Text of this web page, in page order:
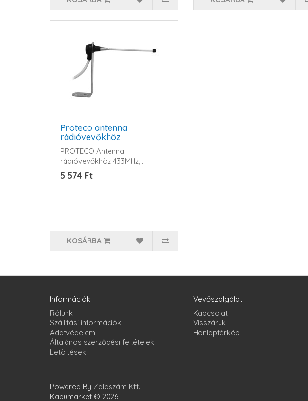
Proteco antenna
rádióvevőkhöz
PROTECO Antenna
rádióvevőkhöz 433MHz,..
5 574 Ft
KOSÁRBA
Információk
Rólunk
Szállítási információk
Adatvédelem
Általános szerződési feltételek
Letöltések
Vevőszolgálat
Kapcsolat
Visszáruk
Honlaptérkép
Powered By Zalaszám Kft.
Kapumarket © 2026